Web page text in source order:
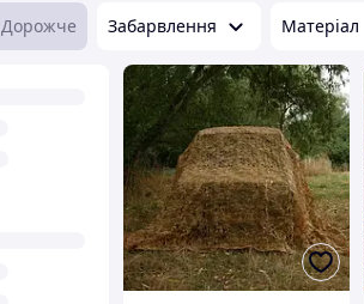
Дорожче Забарвлення Матеріал